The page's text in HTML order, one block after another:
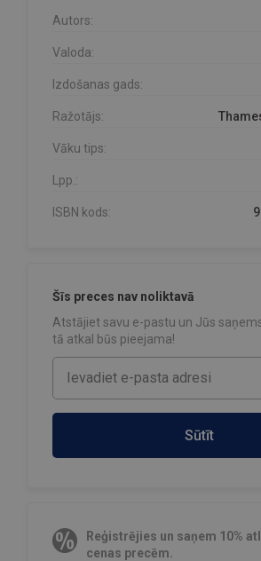
Autors:
Valoda:
Izdošanas gads:
Ražotājs:
Vāku tips:
Lpp.:
ISBN kods:
Šīs preces nav noliktavā
Atstājiet savu e-pastu un Jūs
tā atkal būs pieejama!
Sūtīt
Reģistrējies un saņem 10%
cenas precēm.